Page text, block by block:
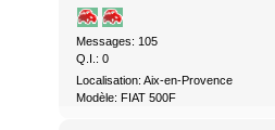
Messages: 105
Q.I.: 0
Localisation: Aix-en-Provence
Modèle: FIAT 500F